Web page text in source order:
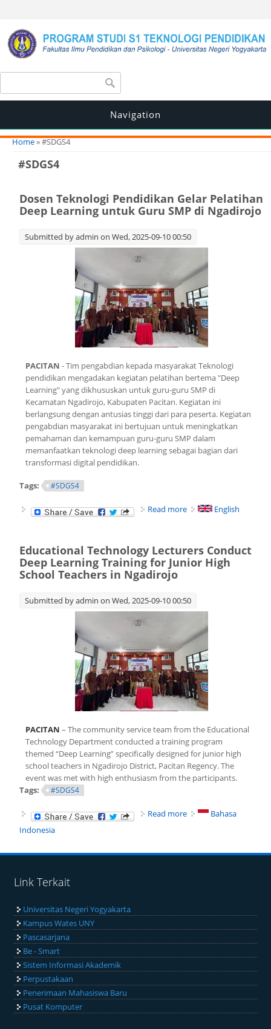
Search form
Navigation
You are here
Home» #SDGS4
#SDGS4
Dosen Teknologi Pendidikan Gelar Pelatihan
Deep Learning untuk Guru SMP di Ngadirojo
Submitted byadmin on Wed, 2025-09-10 00:50
PACITAN - Tim pengabdian kepada masyarakat Teknologi
pendidikan mengadakan kegiatan pelatihan bertema "Deep
Learning" yang dikhususkan untuk guru-guru SMP di
Kecamatan Ngadirojo, Kabupaten Pacitan. Kegiatan ini
berlangsung dengan antusias tinggi dari para peserta. Kegiatan
pengabdian masyarakat ini bertujuan untuk meningkatkan
pemahaman dan kemampuan guru-guru SMP dalam
memanfaatkan teknologi deep learning sebagai bagian dari
transformasi digital pendidikan.
Tags: #SDGS4
Read more about Dosen Teknologi
Pendidikan Gelar
SMP di Ngadirojo
English
Educational Technology Lecturers Conduct
Deep Learning Training for Junior High
School Teachers in Ngadirojo
Submitted byadmin on Wed, 2025-09-10 00:50
PACITAN – The community service team from the Educational
Technology Department conducted a training program
themed “Deep Learning”specifically designed for junior high
school teachers in Ngadirojo District, Pacitan Regency. The
event was met with high enthusiasm from the participants.
Tags:
#SDGS4
Read more about Educational
Junior High School
Bahasa
Indonesia
Link Terkait
Universitas Negeri Yogyakarta
Kampus Wates UNY
Pascasarjana
Be - Smart
Sistem Informasi Akademik
Perpustakaan
Penerimaan Mahasiswa Baru
Pusat Komputer